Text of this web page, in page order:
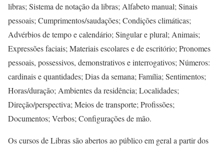
libras; Sistema de notação da libras; Alfabeto manual; Sinais
pessoais; Cumprimentos/saudações; Condições climáticas;
Advérbios de tempo e calendário; Singular e plural; Animais;
Expressões faciais; Materiais escolares e de escritório; Pronomes
pessoais, possessivos, demonstrativos e interrogativos; Números:
cardinais e quantidades; Dias da semana; Família; Sentimentos;
Horas/duração; Ambientes da residência; Localidades;
Direção/perspectiva; Meios de transporte; Profissões;
Documentos; Verbos; Configurações de mão.
Os cursos de Libras são abertos ao público em geral a partir dos